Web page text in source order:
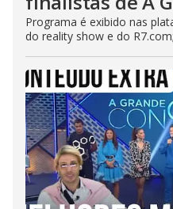
Programa é exibido nas
do reality show e do